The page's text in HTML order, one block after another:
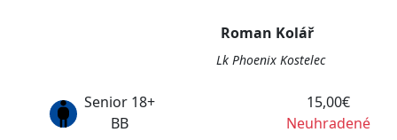
Roman Kolář
Lk Phoenix Kostelec
Senior 18+
BB
15,00€
Neuhradené